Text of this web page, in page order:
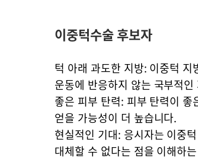
이중턱수술 후보자
턱 아래 과도한 지방: 이중턱
운동에 반응하지 않는 국부적
좋은 피부 탄력: 피부 탄력이
얻을 가능성이 더 높습니다.
현실적인 기대: 응시자는 이중
대체할 수 없다는 점을 이해하